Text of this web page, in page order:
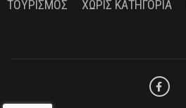
ΤΟΥΡΙΣΜΌΣ
ΧΩΡΊΣ ΚΑΤΗΓΟΡΊΑ